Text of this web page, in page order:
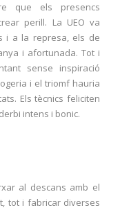
que els presencs
perill. La UEO va
i a la represa, els de
i afortunada. Tot i
sense inspiració
i el triomf hauria
Els tècnics feliciten
intens i bonic.
al descans amb el
tot i fabricar diverses